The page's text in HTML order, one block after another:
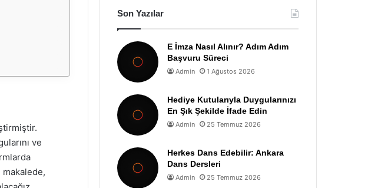
ve
Son Yazılar
E İmza Nasıl Alınır? Adım Adım
Başvuru Süreci
Admin 1 Ağustos 2026
Hediye Kutularıyla Duygularınızı
En Şık Şekilde İfade Edin
Admin 25 Temmuz 2026
Herkes Dans Edebilir: Ankara
Dans Dersleri
Admin 25 Temmuz 2026